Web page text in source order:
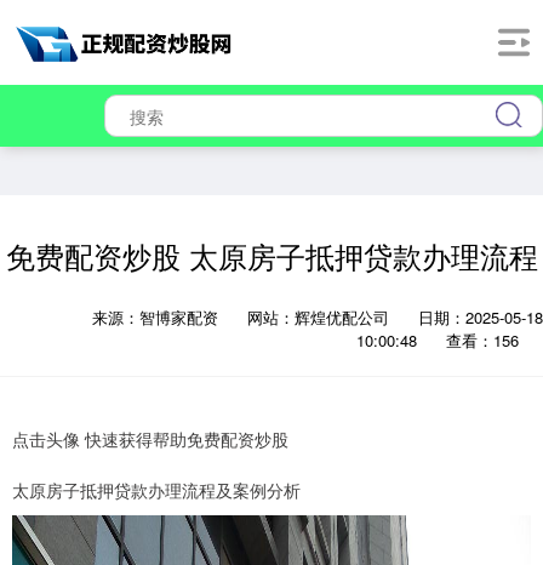
免费配资炒股 太原房子抵押贷款办理流程
来源：智博家配资 网站：辉煌优配公司
日期：2025-05-18
10:00:48
查看：156
点击头像 快速获得帮助免费配资炒股
太原房子抵押贷款办理流程及案例分析